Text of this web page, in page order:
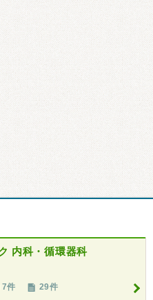
内科・循環器科
7件 29件